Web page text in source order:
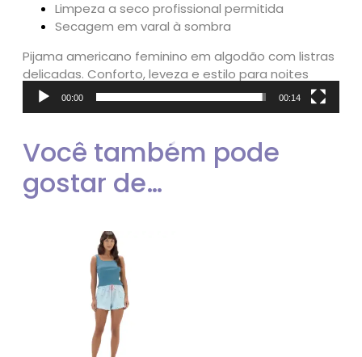
Limpeza a seco profissional permitida
Secagem em varal à sombra
Pijama americano feminino em algodão com listras
delicadas. Conforto, leveza e estilo para noites
tranquilas e momentos de descanso.
vídeo
00:00 00:14
Você também pode
gostar de…
variantes.